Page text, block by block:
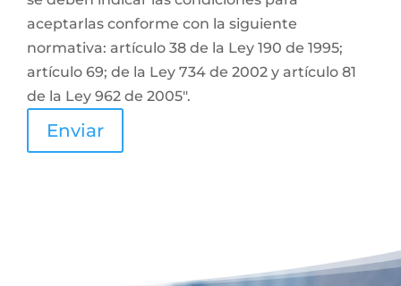
aceptarlas conforme con la siguiente
normativa: artículo 38 de la Ley 190 de 1995;
artículo 69; de la Ley 734 de 2002 y artículo 81
de la Ley 962 de 2005".
Enviar